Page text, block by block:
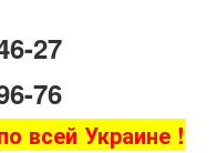
27
76
всей Украине !